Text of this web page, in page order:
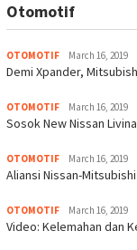
Otomotif
OTOMOTIF March 16, 2019
Demi Xpander,
OTOMOTIF March 16, 2019
Sosok New Nissan
OTOMOTIF March 16, 2019
Aliansi Nissan-
OTOMOTIF March 16, 2019
Video: Kelemahan dan